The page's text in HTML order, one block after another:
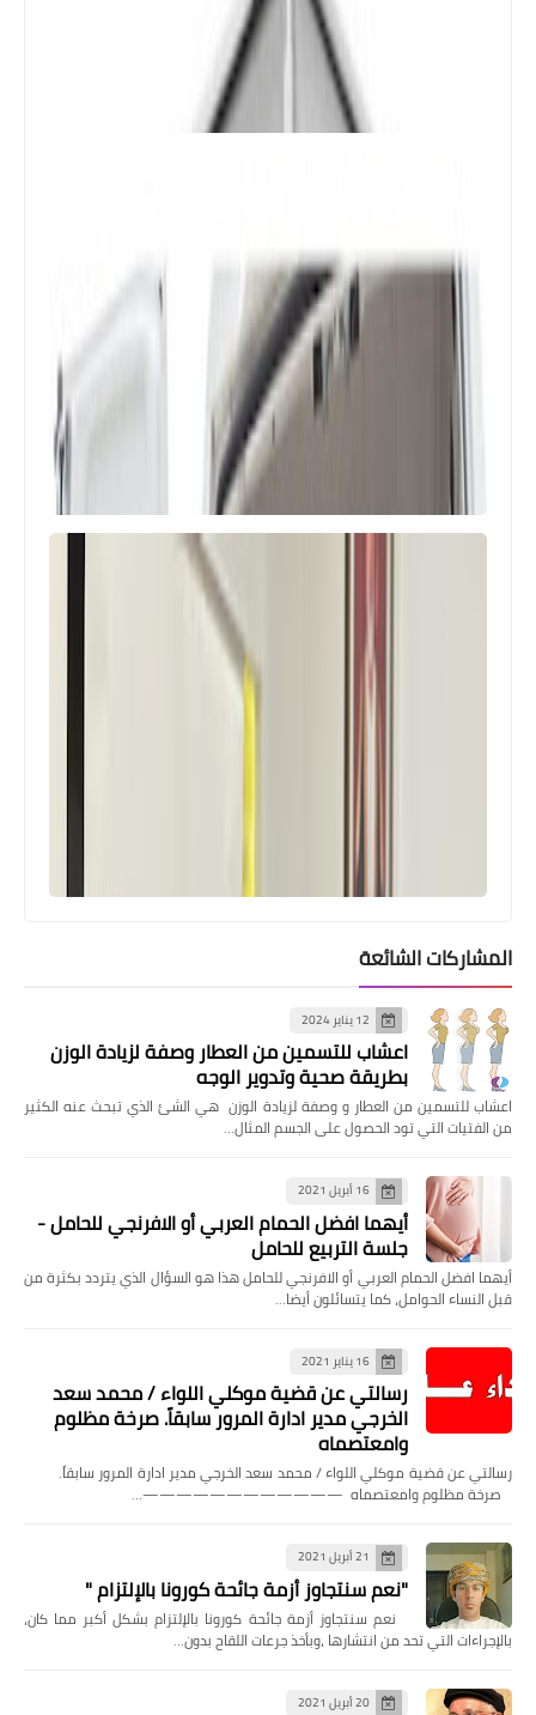
وطن في مهب الريح
مقالات
ماذا تعرف عن روسيا الإتحادية؟!
مقالات
ماذا تعرف عن دولة أوكرانيا ؟!
المشاركات الشائعة
12 يناير 2024
اعشاب للتسمين من العطار وصفة لزيادة الوزن
بطريقة صحية وتدوير الوجه
اعشاب للتسمين من العطار و وصفة لزيادة الوزن هي الشئ الذي تبحث عنه الكثير
من الفتيات التي تود الحصول على الجسم المثال…
16 أبريل 2021
أيهما افضل الحمام العربي أو الافرنجي للحامل -
جلسة التربيع للحامل
أيهما افضل الحمام العربي أو الافرنجي للحامل هذا هو السؤال الذي يتردد بكثرة من
قبل النساء الحوامل، كما يتسائلون أيضا…
16 يناير 2021
رسالتي عن قضية موكلي اللواء / محمد سعد
الخرجي مدير ادارة المرور سابقاً. صرخة مظلوم
وامعتصماه
رسالتي عن قضية موكلي اللواء / محمد سعد الخرجي مدير ادارة المرور سابقاً.
صرخة مظلوم وامعتصماه ————————————…
21 أبريل 2021
"نعم سنتجاوز أزمة جائحة كورونا بالإلتزام "
‏ نعم سنتجاوز أزمة جائحة كورونا بالإلتزام بشكل أكبر مما كان،
بالإجراءات التي تحد من انتشارها ،وبأخذ جرعات اللقاح بدون…
20 أبريل 2021